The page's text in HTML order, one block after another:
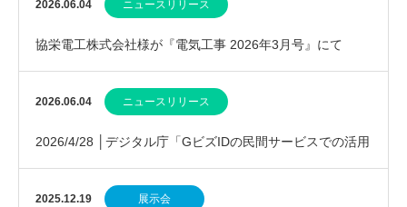
2026.06.04 ニュースリリース
協栄電工株式会社様が『電気工事 2026年3月号』にて
EcoChange活用を紹介
2026.06.04 ニュースリリース
2026/4/28 │デジタル庁「GビズIDの民間サービスでの活用
事例等の実証的接続実験成果」報告
2025.12.19 展示会